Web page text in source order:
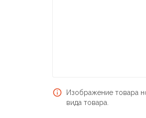
Изображение товара
вида товара.